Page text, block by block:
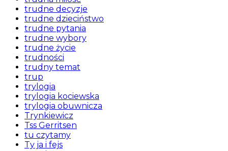
trudne decyzje
trudne dzieciństwo
trudne pytania
trudne wybory
trudne życie
trudności
trudny temat
trup
trylogia
trylogia kociewska
trylogia obuwnicza
Trynkiewicz
Tss Gerritsen
tu czytamy
Ty ja i fejs